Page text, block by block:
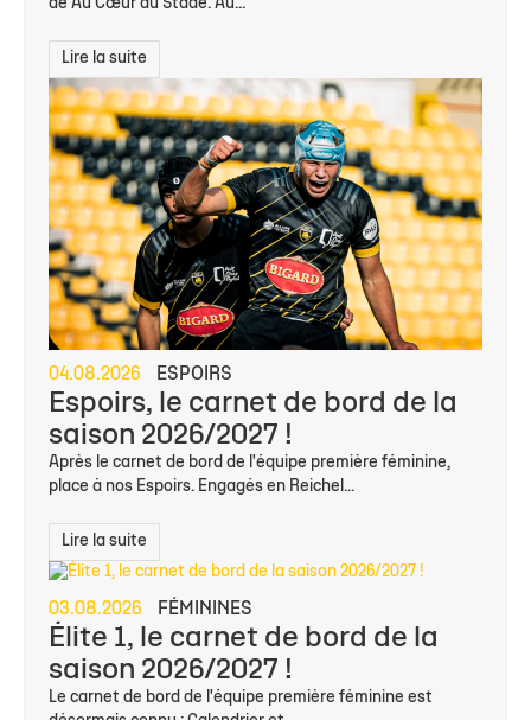
de Au Cœur du Stade. Au...
Lire la suite
04.08.2026 ESPOIRS
Espoirs, le carnet de bord de la
saison 2026/2027 !
Après le carnet de bord de l'équipe première féminine,
place à nos Espoirs. Engagés en Reichel...
Lire la suite
03.08.2026 FÉMININES
Élite 1, le carnet de bord de la
saison 2026/2027 !
Le carnet de bord de l'équipe première féminine est